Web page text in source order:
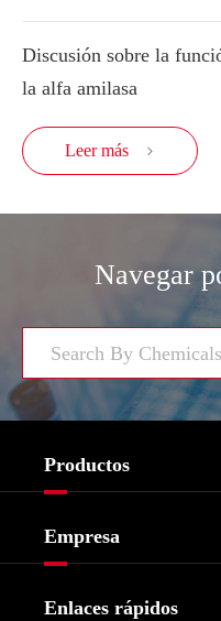
Discusión sobre la
la alfa amilasa
Leer más 
Navegar
Productos
Bioquímico
Empresa
Enlaces rápidos